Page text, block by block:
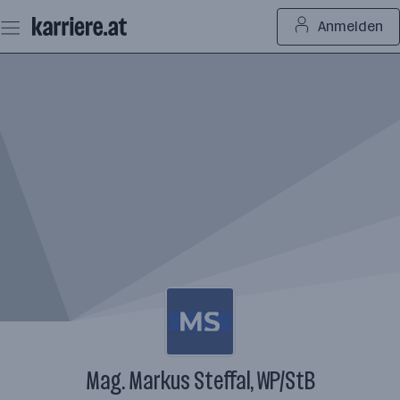
Seiteninhalt
springen
Anmelden
Mag. Markus Steffal, WP/StB